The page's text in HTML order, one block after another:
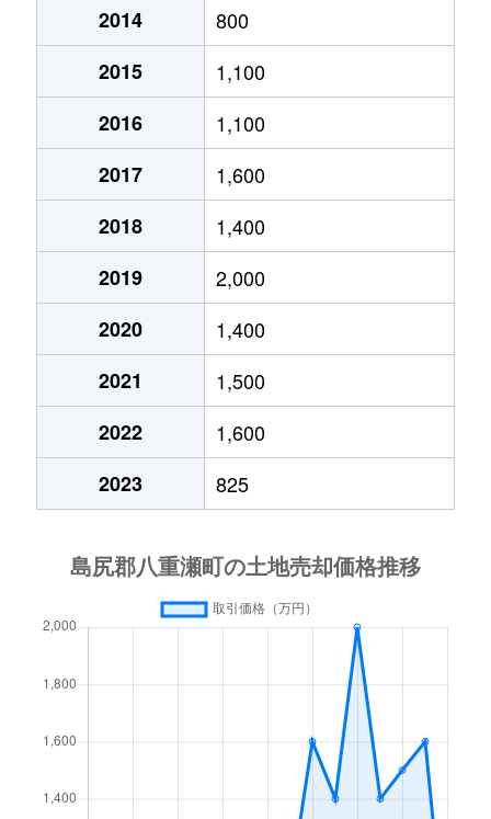
2014
800
2015
1,100
2016
1,100
2017
1,600
2018
1,400
2019
2,000
2020
1,400
2021
1,500
2022
1,600
2023
825